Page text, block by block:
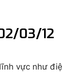
03/12
vực như